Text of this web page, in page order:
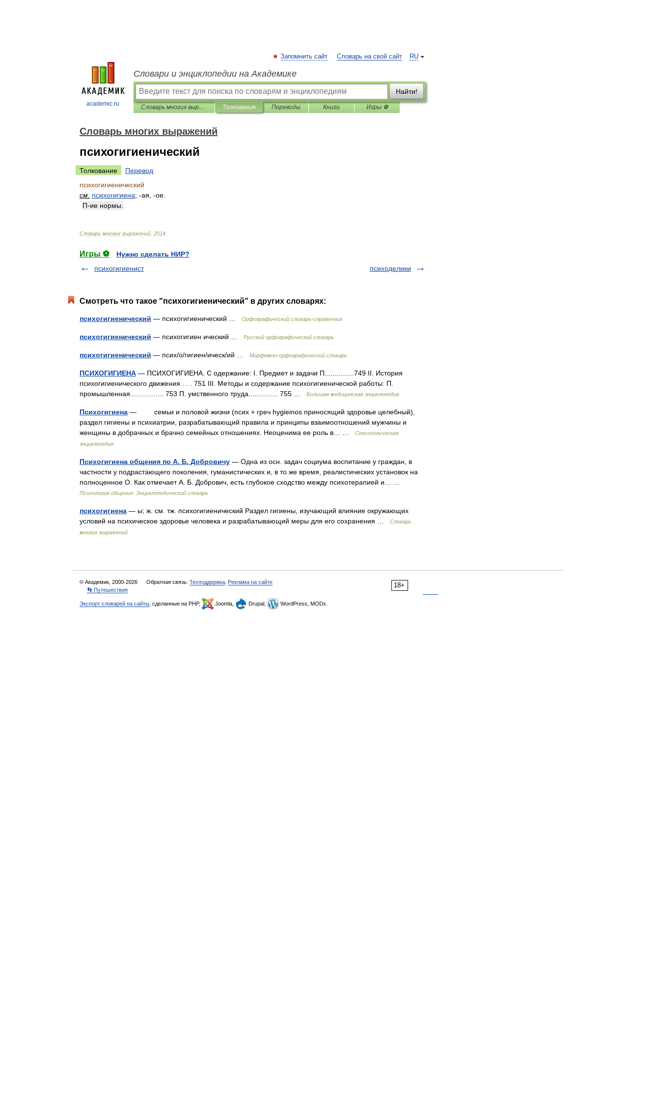
academic.ru
RU
Запомнить сайт Словарь на свой сайт
Словари и энциклопедии на Академике
Найти!
Словарь многих выражений Толкования Переводы Книги Игры ⚽
Словарь многих выражений
психогигиенический
Толкование
Перевод
психогигиенический
см психогигиена; -ая , -ое
П-ие нормы
Словарь многих выражений 2014
Игры ⚽
Нужно сделать НИР?
психогигиенист
психоделики
Смотреть что такое "психогигиенический" в других словарях:
психогигиенический — психогигиенический … Орфографический словарь-справочник
психогигиенический — психогигиен ический … Русский орфографический словарь
психогигиенический — псих/о/гигиен/ическ/ий … Морфемно-орфографический словарь
ПСИХОГИГИЕНА — ПСИХОГИГИЕНА. С одержание: I. Предмет и задачи П...............749 II. История
психогигиенического движения . . . 751 III. Методы и содержание психогигиенической работы: П.
промышленная................. 753 П. умственного труда............... 755 …
Большая медицинская энциклопедия
Психогигиена — семьи и половой жизни (псих + греч hygieinos приносящий здоровье целебный),
раздел гигиены и психиатрии, разрабатывающий правила и принципы взаимоотношений мужчины и
женщины в добрачных и брачно семейных отношениях. Неоценима ее роль в… …
Сексологическая
энциклопедия
Психогигиена общения по А. Б. Добровичу — Одна из осн. задач социума воспитание у граждан, в
частности у подрастающего поколения, гуманистических и, в то же время, реалистических установок на
полноценное О. Как отмечает А. Б. Добрович, есть глубокое сходство между психотерапией и… …
Психология общения. Энциклопедический словарь
психогигиена — ы; ж. см. тж. психогигиенический Раздел гигиены, изучающий влияние окружающих
условий на психическое здоровье человека и разрабатывающий меры для его сохранения …
Словарь
многих выражений
18+
© Академик, 2000-2026 Обратная связь: Техподдержка Реклама на сайте
👣 Путешествия
Экспорт словарей на сайты , сделанные на PHP, Joomla, Drupal, WordPress, MODx.